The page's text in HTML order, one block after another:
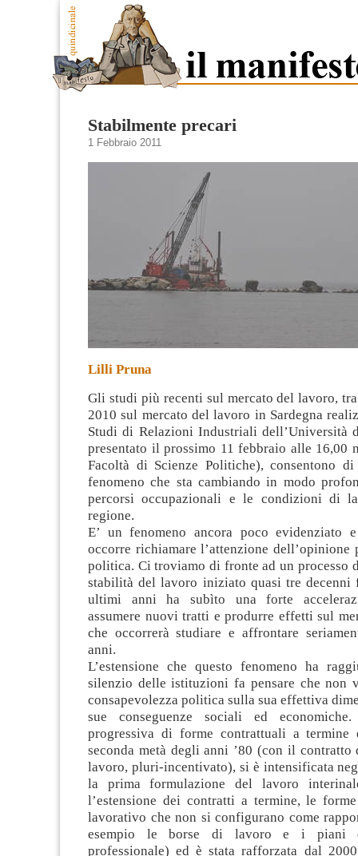
Stabilmente precari
1 Febbraio 2011
Lilli Pruna
Gli studi più recenti sul mercato del lavoro,
2010 sul mercato del lavoro in Sardegna
Studi di Relazioni Industriali dell’Università
presentato il prossimo 11 febbraio alle 16,00
Facoltà di Scienze Politiche), consentono
fenomeno che sta cambiando in modo
percorsi occupazionali e le condizioni di
regione.
E’ un fenomeno ancora poco evidenziato
occorre richiamare l’attenzione dell’opinione
politica. Ci troviamo di fronte ad un processo
stabilità del lavoro iniziato quasi tre decenni
ultimi anni ha subìto una forte
assumere nuovi tratti e produrre effetti sul
che occorrerà studiare e affrontare
anni.
L’estensione che questo fenomeno ha
silenzio delle istituzioni fa pensare che non
consapevolezza politica sulla sua effettiva
sue conseguenze sociali ed economiche.
progressiva di forme contrattuali a
seconda metà degli anni ’80 (con il contratto
lavoro, pluri-incentivato), si è intensificata
la prima formulazione del lavoro
l’estensione dei contratti a termine, le
lavorativo che non si configurano come
esempio le borse di lavoro e i piani
professionale) ed è stata rafforzata dal